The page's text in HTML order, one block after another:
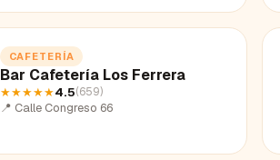
CAFETERÍA
Bar Cafetería Los Ferrera
★★★★★4.5(659)
📍 Calle Congreso 66